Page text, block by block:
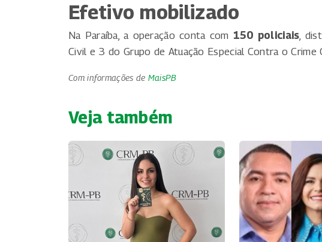
Efetivo mobilizado
Na Paraíba, a operação conta com 150 policiais,
Civil e 3 do Grupo de Atuação Especial Contra o Crime
Com informações de MaisPB
Veja também